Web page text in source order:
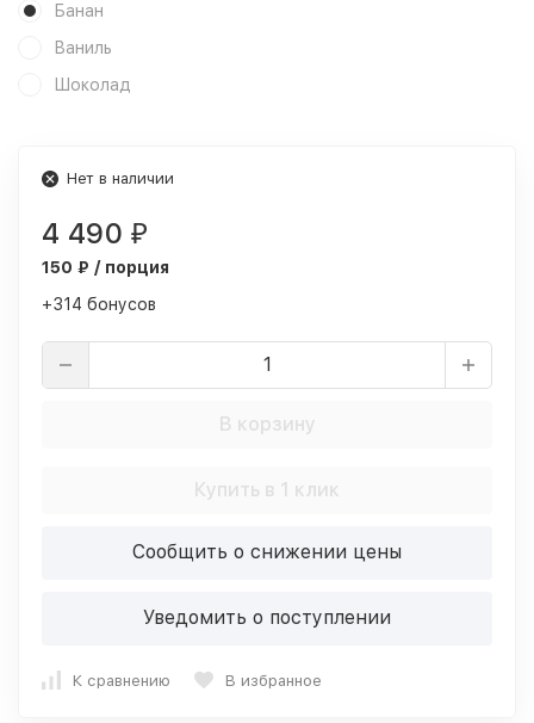
Банан
Ваниль
Шоколад
Нет в наличии
4 490 ₽
150 ₽ / порция
+314 бонусов
В корзину
Купить в 1 клик
Сообщить о снижении цены
Уведомить о поступлении
К сравнению В избранное